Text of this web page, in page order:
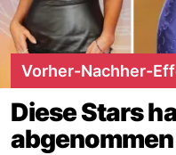
Vorher-Nachher-
Diese Stars
abgenommen